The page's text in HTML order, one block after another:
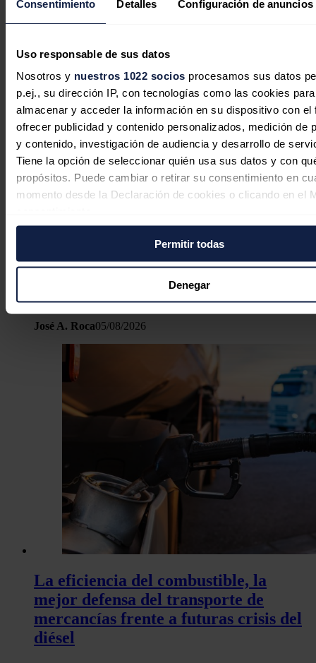
Consentimiento Detalles Configuración de anuncios
Uso responsable de sus datos
Nosotros y nuestros 1022 socios procesamos sus datos
p.ej., su dirección IP, con tecnologías como las cookies para
almacenar y acceder la información en su dispositivo con el
ofrecer publicidad y contenido personalizados, medición de
y contenido, investigación de audiencia y desarrollo de
Tiene la opción de seleccionar quién usa sus datos y con
propósitos. Puede cambiar o retirar su consentimiento en
momento desde la Declaración de cookies o clicando en el
Si lo permite, también quisiéramos:
Recopilar información sobre su ubicación geográfica
puede tener una precisión de varios metros
Identificar su dispositivo analizándolo activamente
características específicas (huellas digitales)
Puede cambiar o retirar su consentimiento en cualquier
Las cookies de este sitio web se usan para personalizar el
y los anuncios, ofrecer funciones de redes sociales y
tráfico. Además, compartimos información sobre el uso que
sitio web con nuestros partners de redes sociales,
análisis web, quienes pueden combinarla con otra
haya proporcionado o que hayan recopilado a partir del uso
hecho de sus servicios.
Permitir todas
Denegar
el gas por un sistema híbrido de
energía solar y baterías en una
José A. Roca07/08/2026
Australia quiere convertir la
inteligencia artificial en motor de su
transición energética
Australia no alcanzará su objetivo del
82% de energías renovables en 2030
José A. Roca05/08/2026
La eficiencia del combustible, la
mejor defensa del transporte de
mercancías frente a futuras crisis del
diésel